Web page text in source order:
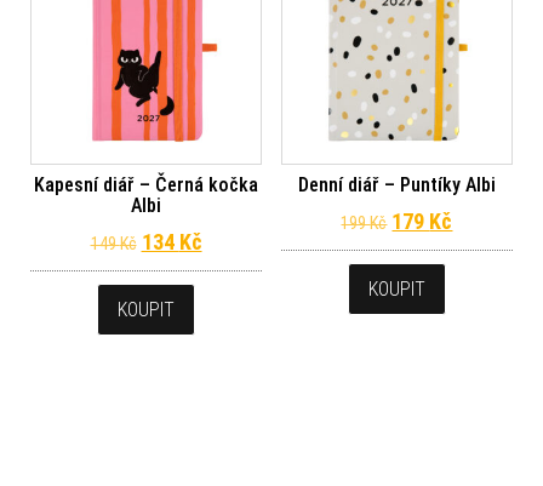
Kapesní diář – Černá kočka
Albi
149Kč Původní cena byla: 149 Kč.
134 KčAktuální cena je: 134 Kč.
KOUPIT
Denní diář – Puntíky Albi
199Kč Původní cena
179 Kč
KOUPIT